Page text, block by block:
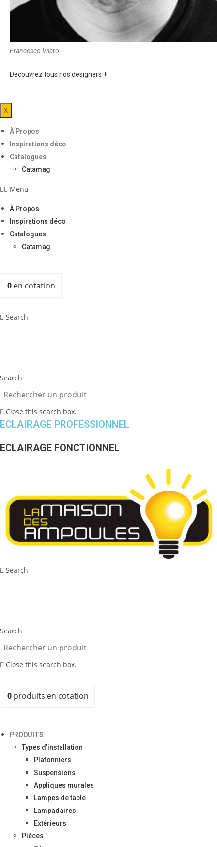
Francesco Vilaro
Découvrez tous nos designers +
X
À Propos
Inspirations déco
Catalogues
Catamag
Menu
À Propos
Inspirations déco
Catalogues
Catamag
0 en cotation
Search
Search
Close this search box.
ECLAIRAGE PROFESSIONNEL
ECLAIRAGE FONCTIONNEL
Search
Search
Close this search box.
0 produits en cotation
PRODUITS
Types d’installation
Plafonniers
Suspensions
Appliques murales
Lampes de table
Lampadaires
Extérieurs
Pièces